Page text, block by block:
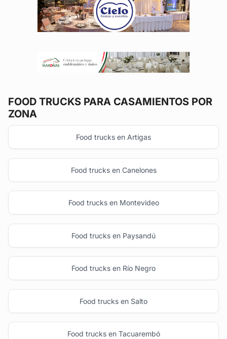
FOOD TRUCKS PARA CASAMIENTOS POR
ZONA
Food trucks en Artigas
Food trucks en Canelones
Food trucks en Montevideo
Food trucks en Paysandú
Food trucks en Río Negro
Food trucks en Salto
Food trucks en Tacuarembó